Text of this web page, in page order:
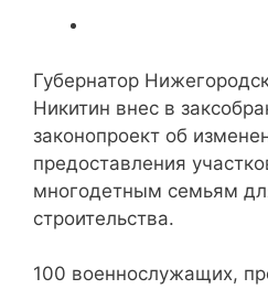
Губернатор
Никитин внес в
законопроект об
предоставления
многодетным семьям
строительства.
100 военнослужащих,